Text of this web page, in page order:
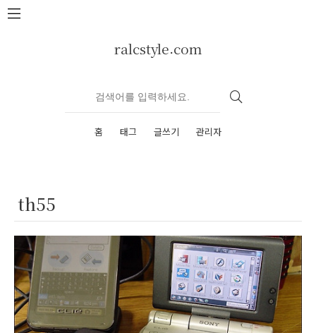
본문 바로가기
ralcstyle.com
홈 태그 글쓰기 관리자
th55